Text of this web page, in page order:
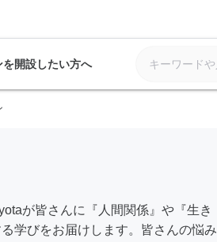
を開設したい方へ
が皆さんに『人間関係』や『生き
学びをお届けします。皆さんの悩み